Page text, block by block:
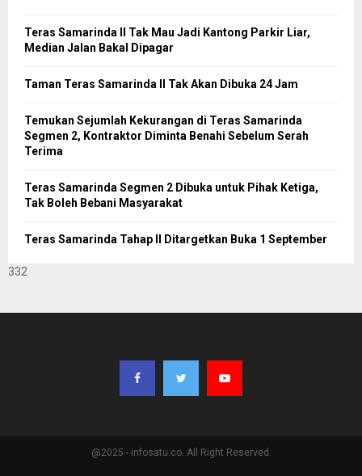
Teras Samarinda II Tak Mau Jadi Kantong Parkir Liar,
Median Jalan Bakal Dipagar
Taman Teras Samarinda II Tak Akan Dibuka 24 Jam
Temukan Sejumlah Kekurangan di Teras Samarinda
Segmen 2, Kontraktor Diminta Benahi Sebelum Serah
Terima
Teras Samarinda Segmen 2 Dibuka untuk Pihak Ketiga,
Tak Boleh Bebani Masyarakat
Teras Samarinda Tahap II Ditargetkan Buka 1 September
332
@2025 - infosatu.co. All Right Reserved.